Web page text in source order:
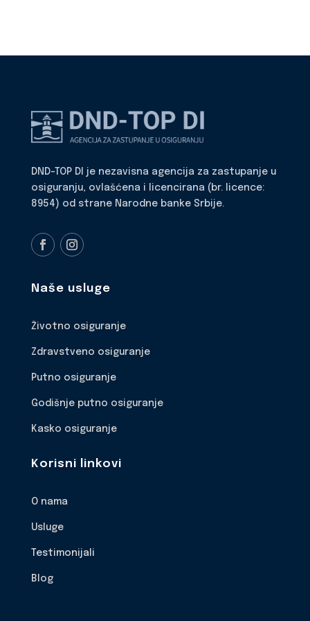
DND-TOP DI je nezavisna agencija za zastupanje u
osiguranju, ovlašćena i licencirana (br. licence:
8954) od strane Narodne banke Srbije.
Naše usluge
Životno osiguranje
Zdravstveno osiguranje
Putno osiguranje
Godišnje putno osiguranje
Kasko osiguranje
Korisni linkovi
O nama
Usluge
Testimonijali
Blog